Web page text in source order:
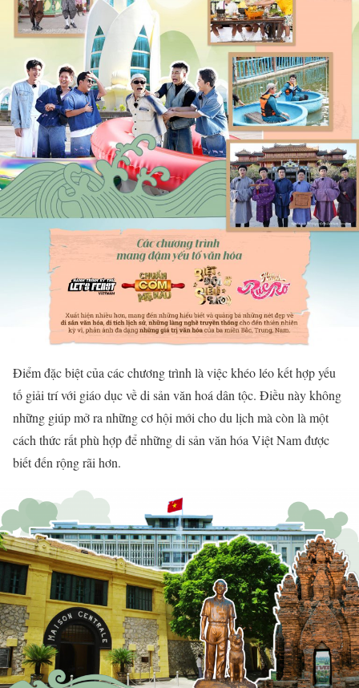
Điểm đặc biệt của các chương trình là việc khéo léo kết hợp yếu
tố giải trí với giáo dục về di sản văn hoá dân tộc. Điều này không
những giúp mở ra những cơ hội mới cho du lịch mà còn là một
cách thức rất phù hợp để những di sản văn hóa Việt Nam được
biết đến rộng rãi hơn.